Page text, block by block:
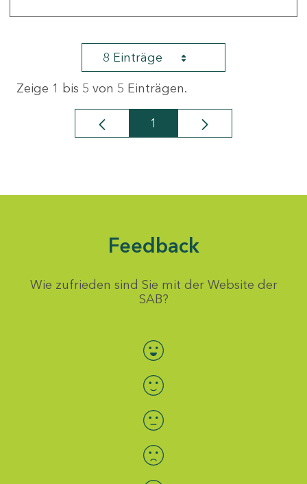
8 Einträge
Zeige 1 bis 5 von 5 Einträgen.
Seite
1
Feedback
Wie zufrieden sind Sie mit der Website der
SAB?
Bewertung auswählen